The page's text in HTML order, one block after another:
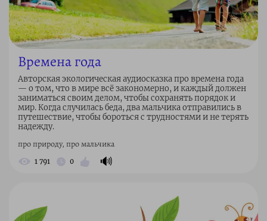
Времена года
Авторская экологическая аудиосказка про времена года
— о том, что в мире всё закономерно, и каждый должен
заниматься своим делом, чтобы сохранять порядок и
мир. Когда случилась беда, два мальчика отправились в
путешествие, чтобы бороться с трудностями и не терять
надежду.
про природу, про мальчика
1 791 0 🔊